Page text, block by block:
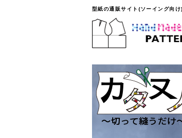
型紙の通販サイト(ソーイング向